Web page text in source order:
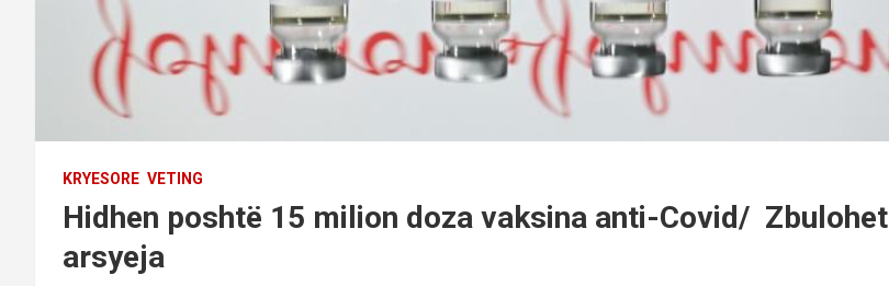
KRYESORE VETING
Hidhen poshtë 15 milion doza vaksina anti-Covid/ Zbulohet
arsyeja